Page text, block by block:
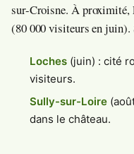
sur-Croisne. À proximité,
(80 000 visiteurs en juin).
Loches(juin) : cité
visiteurs.
Sully-sur-Loire
dans le château.